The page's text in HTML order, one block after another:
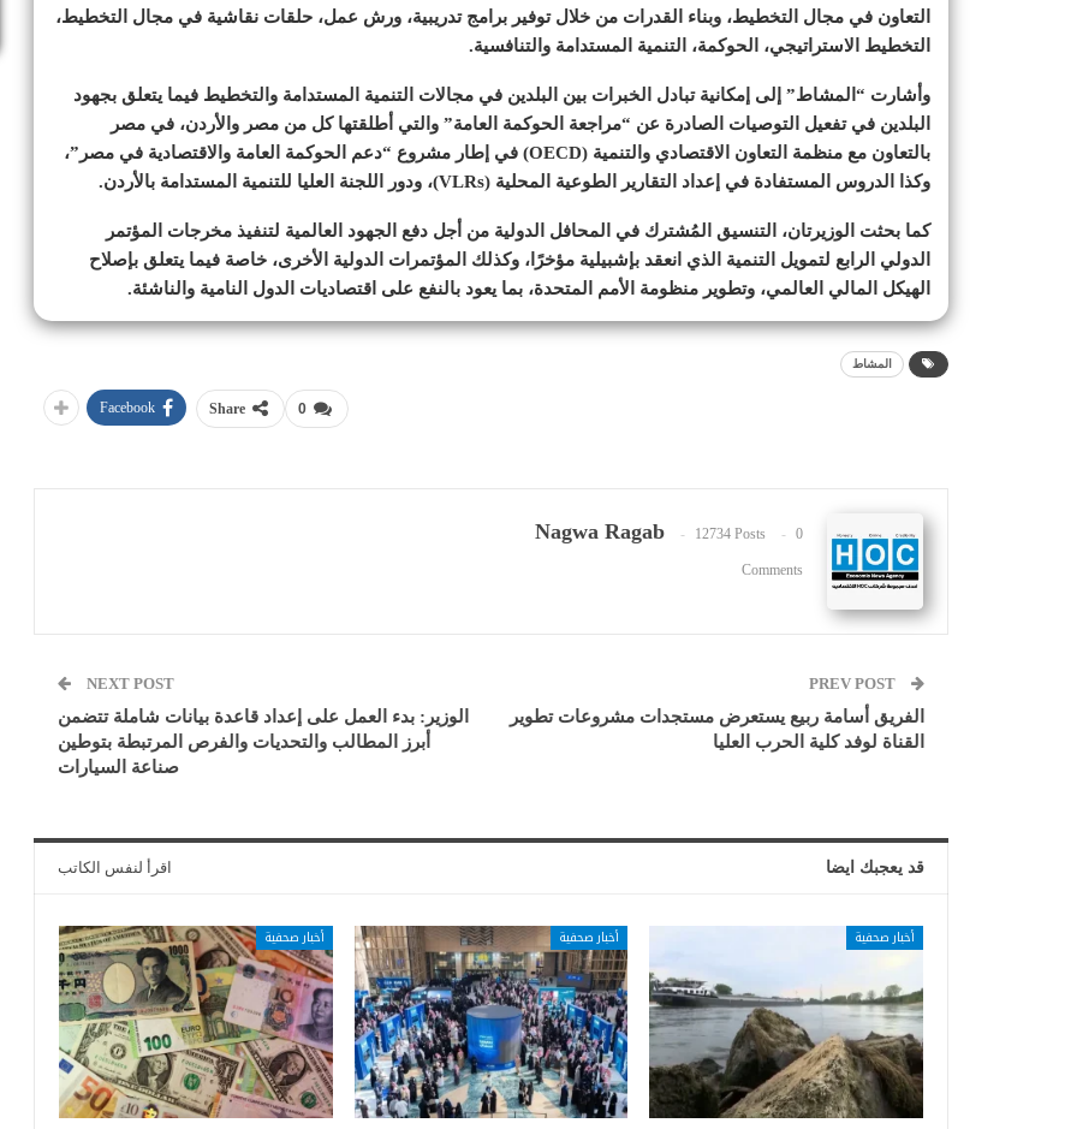
التعاون في مجال التخطيط، وبناء القدرات من خلال توفير برامج تدريبية، ورش عمل، حلقات نقاشية في مجال التخطيط،
التخطيط الاستراتيجي، الحوكمة، التنمية المستدامة والتنافسية.
وأشارت “المشاط” إلى إمكانية تبادل الخبرات بين البلدين في مجالات التنمية المستدامة والتخطيط فيما يتعلق بجهود
البلدين في تفعيل التوصيات الصادرة عن “مراجعة الحوكمة العامة” والتي أطلقتها كل من مصر والأردن، في مصر
بالتعاون مع منظمة التعاون الاقتصادي والتنمية (OECD) في إطار مشروع “دعم الحوكمة العامة والاقتصادية في مصر”،
وكذا الدروس المستفادة في إعداد التقارير الطوعية المحلية (VLRs)، ودور اللجنة العليا للتنمية المستدامة بالأردن.
كما بحثت الوزيرتان، التنسيق المُشترك في المحافل الدولية من أجل دفع الجهود العالمية لتنفيذ مخرجات المؤتمر
الدولي الرابع لتمويل التنمية الذي انعقد بإشبيلية مؤخرًا، وكذلك المؤتمرات الدولية الأخرى، خاصة فيما يتعلق بإصلاح
الهيكل المالي العالمي، وتطوير منظومة الأمم المتحدة، بما يعود بالنفع على اقتصاديات الدول النامية والناشئة.
المشاط
0
Share
Facebook
Nagwa Ragab 12734 Posts 0
Comments
الفريق أسامة ربيع يستعرض مستجدات مشروعات تطوير
القناة لوفد كلية الحرب العليا
NEXT POST
الوزير: بدء العمل على إعداد قاعدة بيانات شاملة تتضمن
أبرز المطالب والتحديات والفرص المرتبطة بتوطين
صناعة السيارات
قد يعجبك ايضا اقرأ لنفس الكاتب
أخبار صحفية أخبار صحفية أخبار صحفية